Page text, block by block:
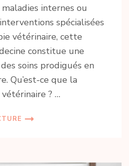
internes ou
spécialisées
vétérinaire, cette
constitue une
soins prodigués en
Qu’est-ce que la
? …